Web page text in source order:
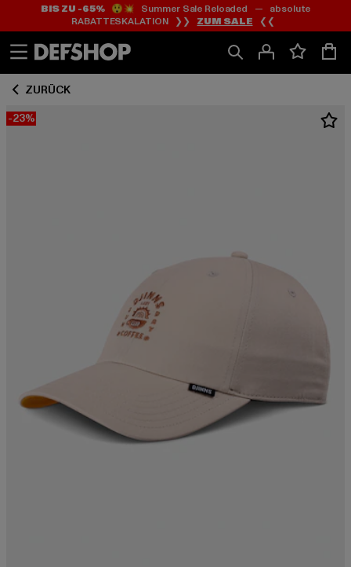
Zum
Inhalt
springen
Zum
Fußzeile
springen
BIS ZU -65%😲💥 Summer Sale Reloaded — absolute
RABATTESKALATION ❯❯ ZUM SALE ❮❮
ZURÜCK
-23%